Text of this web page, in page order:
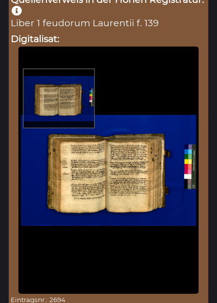
Liber 1 feudorum Laurentii f. 139
Digitalisat:
Eintragsnr.: 2694